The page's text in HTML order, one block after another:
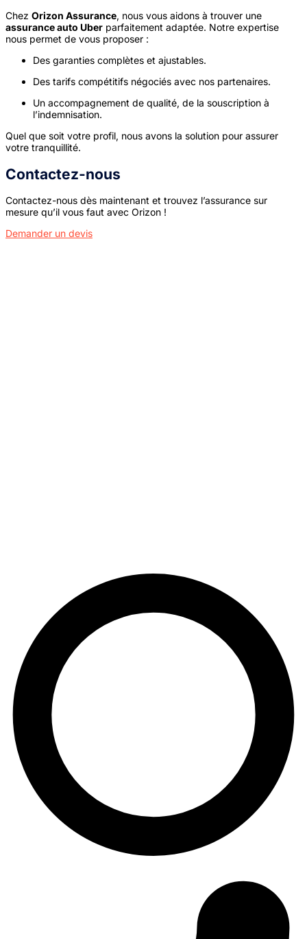
Chez Orizon Assurance, nous vous aidons à trouver une
assurance auto Uber parfaitement adaptée. Notre expertise
nous permet de vous proposer :
Des garanties complètes et ajustables.
Des tarifs compétitifs négociés avec nos partenaires.
Un accompagnement de qualité, de la souscription à
l’indemnisation.
Quel que soit votre profil, nous avons la solution pour assurer
votre tranquillité.
Contactez-nous
Contactez-nous dès maintenant et trouvez l’assurance sur
mesure qu’il vous faut avec Orizon !
Demander un devis